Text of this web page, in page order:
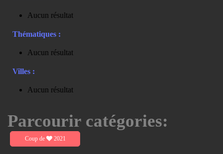
Aucun résultat
Thématiques :
Aucun résultat
Villes :
Aucun résultat
Parcourir catégories:
Coup de 2021